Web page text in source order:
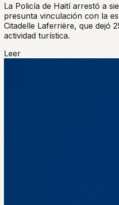
La Policía de Haití arrestó a
presunta vinculación con la
Citadelle Laferrière, que dejó
actividad turística.
Leer